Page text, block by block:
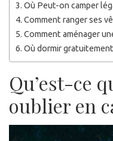
Où Peut-on camper
Comment ranger ses
Comment aménager
Où dormir
Qu’est-ce
oublier en